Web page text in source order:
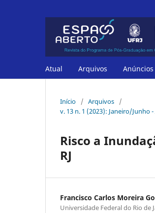
Atual Arquivos Anúncios
Início / Arquivos
/
v. 13 n. 1 (2023): Janeiro/Junho
Risco a
RJ
Francisco Carlos Moreira
Universidade Federal do Rio de